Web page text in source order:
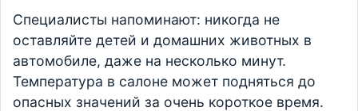
Специалисты напоминают: никогда не
оставляйте детей и домашних животных в
автомобиле, даже на несколько минут.
Температура в салоне может подняться до
опасных значений за очень короткое время.